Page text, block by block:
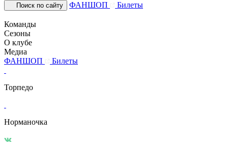
Поиск по сайту ФАНШОП Билеты
Команды
Сезоны
О клубе
Медиа
ФАНШОП
Билеты
Торпедо
Норманочка